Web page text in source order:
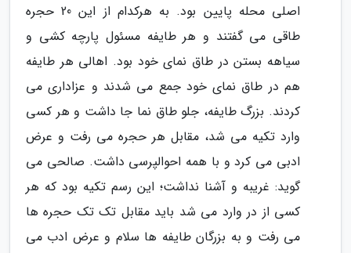
اصلی محله پایین بود. به هرکدام از این 20 حجره
طاقی می گفتند و هر طایفه مسئول پارچه کشی و
سیاهه بستن در طاق نمای خود بود. اهالی هر طایفه
هم در طاق نمای خود جمع می شدند و عزاداری می
کردند. بزرگ طایفه، جلو طاق نما جا داشت و هر کسی
وارد تکیه می شد، مقابل هر حجره می رفت و عرض
ادبی می کرد و با همه احوالپرسی داشت. صالحی می
گوید: غریبه و آشنا نداشت؛ این رسم تکیه بود که هر
کسی از در وارد می شد باید مقابل تک تک حجره ها
می رفت و به بزرگان طایفه ها سلام و عرض ادب می